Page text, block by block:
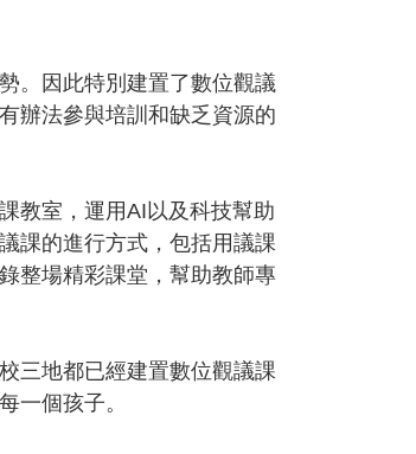
。因此特別建置了數位觀議
辦法參與培訓和缺乏資源的
教室，運用AI以及科技幫助
課的進行方式，包括用議課
整場精彩課堂，幫助教師專
三地都已經建置數位觀議課
一個孩子。